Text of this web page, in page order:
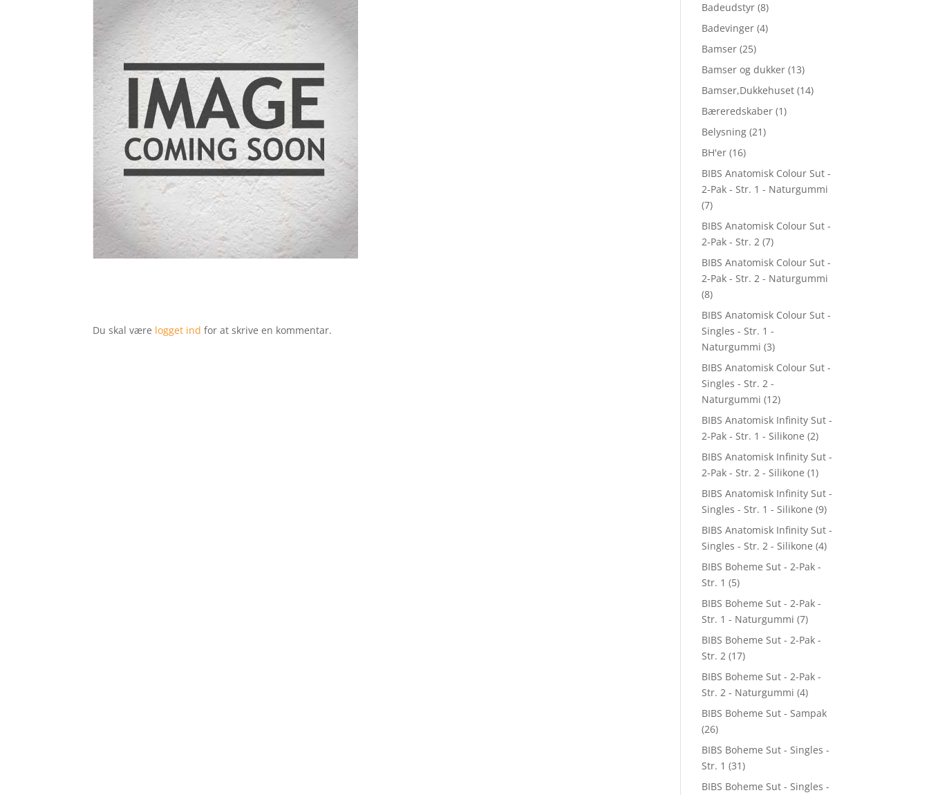
Du skal være logget ind for at skrive en kommentar.
Badeudstyr (8)
Badevinger (4)
Bamser (25)
Bamser og dukker (13)
Bamser,Dukkehuset (14)
Bæreredskaber (1)
Belysning (21)
BH'er (16)
BIBS Anatomisk Colour Sut -
2-Pak - Str. 1 - Naturgummi
(7)
BIBS Anatomisk Colour Sut -
2-Pak - Str. 2 (7)
BIBS Anatomisk Colour Sut -
2-Pak - Str. 2 - Naturgummi
(8)
BIBS Anatomisk Colour Sut -
Singles - Str. 1 -
Naturgummi (3)
BIBS Anatomisk Colour Sut -
Singles - Str. 2 -
Naturgummi (12)
BIBS Anatomisk Infinity Sut -
2-Pak - Str. 1 - Silikone (2)
BIBS Anatomisk Infinity Sut -
2-Pak - Str. 2 - Silikone (1)
BIBS Anatomisk Infinity Sut -
Singles - Str. 1 - Silikone (9)
BIBS Anatomisk Infinity Sut -
Singles - Str. 2 - Silikone (4)
BIBS Boheme Sut - 2-Pak -
Str. 1 (5)
BIBS Boheme Sut - 2-Pak -
Str. 1 - Naturgummi (7)
BIBS Boheme Sut - 2-Pak -
Str. 2 (17)
BIBS Boheme Sut - 2-Pak -
Str. 2 - Naturgummi (4)
BIBS Boheme Sut - Sampak
(26)
BIBS Boheme Sut - Singles -
Str. 1 (31)
BIBS Boheme Sut - Singles -